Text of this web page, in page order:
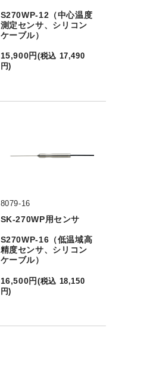
S270WP-12（中心温度
測定センサ、シリコン
ケーブル）
15,900円 (税込 17,490
円)
8079-16
SK-270WP用センサ
S270WP-16（低温域高
精度センサ、シリコン
ケーブル）
16,500円(税込 18,150
円)